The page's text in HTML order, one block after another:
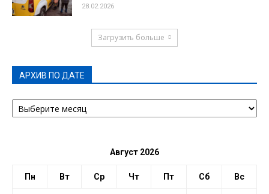
28.02.2026
Загрузить больше
АРХИВ ПО ДАТЕ
АРХИВ
ПО
Август 2026
Пн Вт Ср Чт Пт Сб Вс